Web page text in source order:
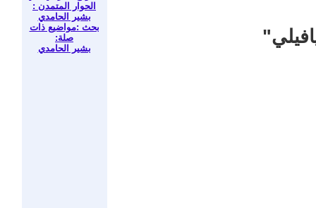
الحوار المتمدن :
بشير الحامدي
بحث :مواضيع ذات
صلة:
بشير الحامدي